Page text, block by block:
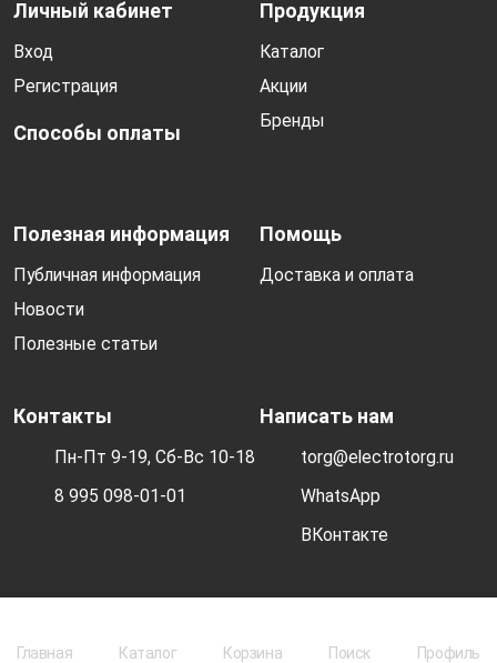
Главная Каталог Корзина Поиск Профиль
Личный кабинет
Вход
Регистрация
Способы оплаты
Продукция
Каталог
Акции
Бренды
Полезная информация
Публичная информация
Новости
Полезные статьи
Помощь
Доставка и оплата
Контакты
Пн-Пт 9-19, Сб-Вс 10-18
8 995 098-01-01
Написать нам
torg@electrotorg.ru
WhatsApp
ВКонтакте